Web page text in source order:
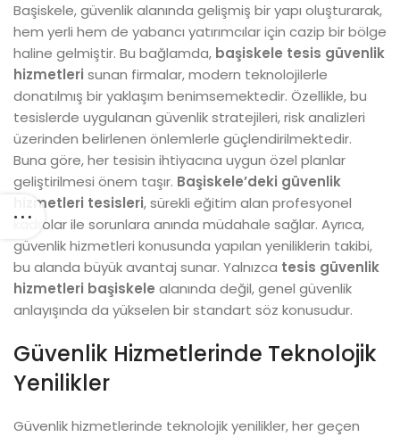
Başiskele, güvenlik alanında gelişmiş bir yapı oluşturarak,
hem yerli hem de yabancı yatırımcılar için cazip bir bölge
haline gelmiştir. Bu bağlamda, başiskele tesis güvenlik
hizmetleri sunan firmalar, modern teknolojilerle
donatılmış bir yaklaşım benimsemektedir. Özellikle, bu
tesislerde uygulanan güvenlik stratejileri, risk analizleri
üzerinden belirlenen önlemlerle güçlendirilmektedir.
Buna göre, her tesisin ihtiyacına uygun özel planlar
geliştirilmesi önem taşır. Başiskele’deki güvenlik
hizmetleri tesisleri, sürekli eğitim alan profesyonel
kadrolar ile sorunlara anında müdahale sağlar. Ayrıca,
güvenlik hizmetleri konusunda yapılan yeniliklerin takibi,
bu alanda büyük avantaj sunar. Yalnızca tesis güvenlik
hizmetleri başiskele alanında değil, genel güvenlik
anlayışında da yükselen bir standart söz konusudur.
Güvenlik Hizmetlerinde Teknolojik
Yenilikler
Güvenlik hizmetlerinde teknolojik yenilikler, her geçen